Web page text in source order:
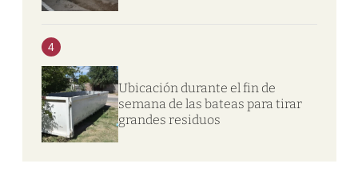
4
Ubicación durante el fin de
semana de las bateas para tirar
grandes residuos